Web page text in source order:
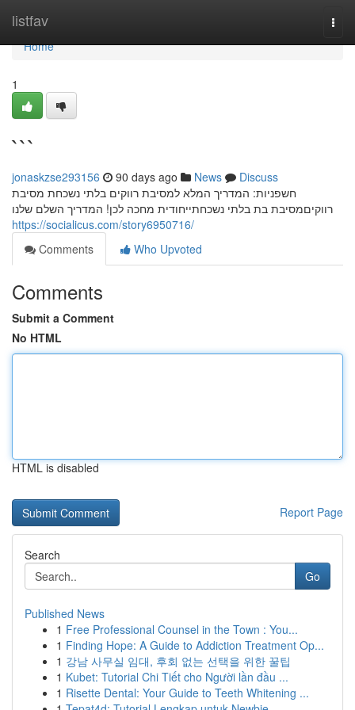
listfav
Home
Home
1
```
jonaskzse293156 90 days ago News
Discuss
חשפניות: המדריך המלא למסיבת רווקים בלתי נשכחת מסיבת
רווקיםמסיבת בת בלתי נשכחתייחודית מחכה לכן! המדריך השלם שלנו
https://socialicus.com/story6950716/
Comments
Who Upvoted
Comments
Submit a Comment
No HTML
HTML is disabled
Report Page
Search
Go
Published News
1 Free Professional Counsel in the Town : You...
1 Finding Hope: A Guide to Addiction Treatment Op...
1 강남 사무실 임대, 후회 없는 선택을 위한 꿀팁
1 Kubet: Tutorial Chi Tiết cho Người lần đầu ...
1 Risette Dental: Your Guide to Teeth Whitening ...